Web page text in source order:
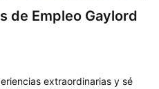
de Empleo Gaylord
extraordinarias y sé